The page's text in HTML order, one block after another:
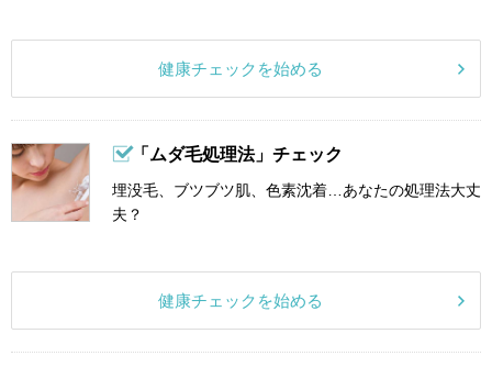
健康チェックを始める
「ムダ毛処理法」チェック
埋没毛、ブツブツ肌、色素沈着…あなたの処理法大丈
夫？
健康チェックを始める